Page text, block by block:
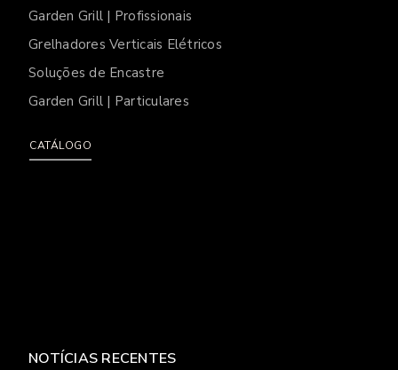
Garden Grill | Profissionais
Grelhadores Verticais Elétricos
Soluções de Encastre
Garden Grill | Particulares
CATÁLOGO
NOTÍCIAS RECENTES